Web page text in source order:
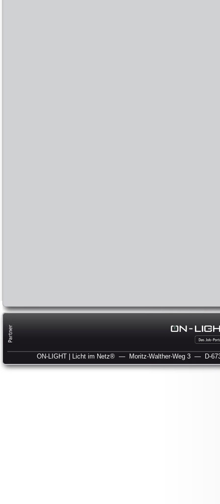
ON-LIGHT | Licht im Netz® — Moritz-Walther-Weg 3 — D-